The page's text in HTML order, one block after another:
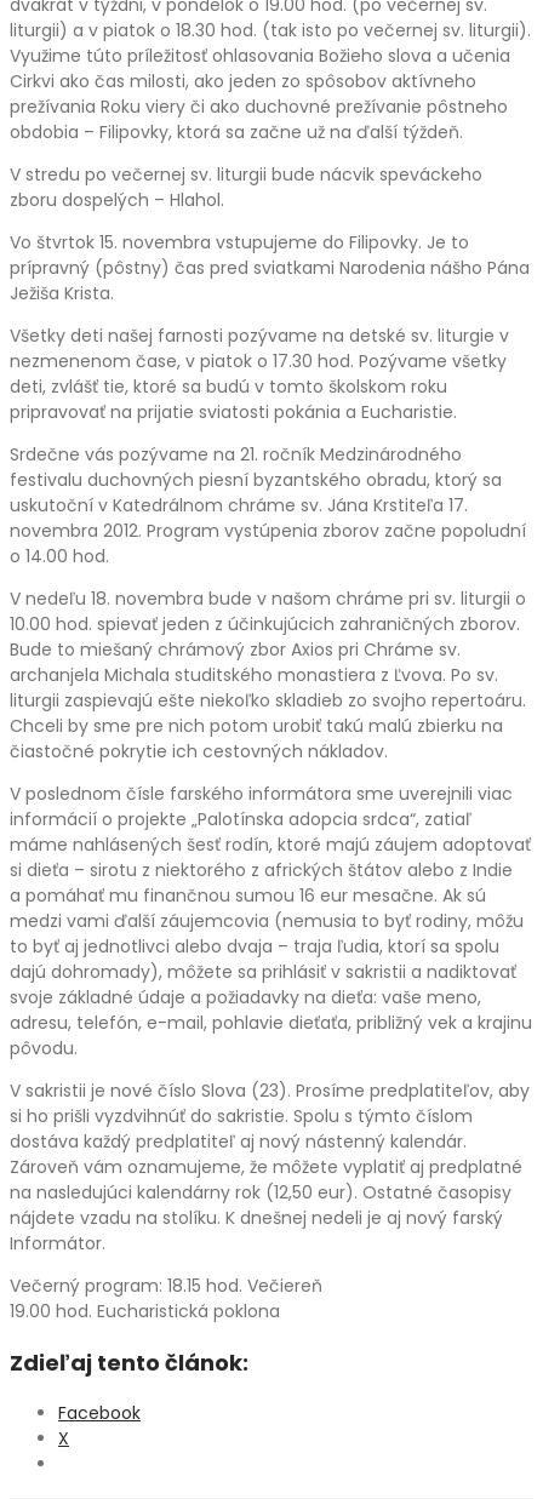
dvakrát v týždni, v pondelok o 19.00 hod. (po večernej sv.
liturgii) a v piatok o 18.30 hod. (tak isto po večernej sv. liturgii).
Využime túto príležitosť ohlasovania Božieho slova a učenia
Cirkvi ako čas milosti, ako jeden zo spôsobov aktívneho
prežívania Roku viery či ako duchovné prežívanie pôstneho
obdobia – Filipovky, ktorá sa začne už na ďalší týždeň.
V stredu po večernej sv. liturgii bude nácvik speváckeho
zboru dospelých – Hlahol.
Vo štvrtok 15. novembra vstupujeme do Filipovky. Je to
prípravný (pôstny) čas pred sviatkami Narodenia nášho Pána
Ježiša Krista.
Všetky deti našej farnosti pozývame na detské sv. liturgie v
nezmenenom čase, v piatok o 17.30 hod. Pozývame všetky
deti, zvlášť tie, ktoré sa budú v tomto školskom roku
pripravovať na prijatie sviatosti pokánia a Eucharistie.
Srdečne vás pozývame na 21. ročník Medzinárodného
festivalu duchovných piesní byzantského obradu, ktorý sa
uskutoční v Katedrálnom chráme sv. Jána Krstiteľa 17.
novembra 2012. Program vystúpenia zborov začne popoludní
o 14.00 hod.
V nedeľu 18. novembra bude v našom chráme pri sv. liturgii o
10.00 hod. spievať jeden z účinkujúcich zahraničných zborov.
Bude to miešaný chrámový zbor Axios pri Chráme sv.
archanjela Michala studitského monastiera z Ľvova. Po sv.
liturgii zaspievajú ešte niekoľko skladieb zo svojho repertoáru.
Chceli by sme pre nich potom urobiť takú malú zbierku na
čiastočné pokrytie ich cestovných nákladov.
V poslednom čísle farského informátora sme uverejnili viac
informácií o projekte „Palotínska adopcia srdca“, zatiaľ
máme nahlásených šesť rodín, ktoré majú záujem adoptovať
si dieťa – sirotu z niektorého z afrických štátov alebo z Indie
a pomáhať mu finančnou sumou 16 eur mesačne. Ak sú
medzi vami ďalší záujemcovia (nemusia to byť rodiny, môžu
to byť aj jednotlivci alebo dvaja – traja ľudia, ktorí sa spolu
dajú dohromady), môžete sa prihlásiť v sakristii a nadiktovať
svoje základné údaje a požiadavky na dieťa: vaše meno,
adresu, telefón, e-mail, pohlavie dieťaťa, približný vek a krajinu
pôvodu.
V sakristii je nové číslo Slova (23). Prosíme predplatiteľov, aby
si ho prišli vyzdvihnúť do sakristie. Spolu s týmto číslom
dostáva každý predplatiteľ aj nový nástenný kalendár.
Zároveň vám oznamujeme, že môžete vyplatiť aj predplatné
na nasledujúci kalendárny rok (12,50 eur). Ostatné časopisy
nájdete vzadu na stolíku. K dnešnej nedeli je aj nový farský
Informátor.
Večerný program: 18.15 hod. Večiereň
19.00 hod. Eucharistická poklona
Zdieľaj tento článok:
Facebook
X